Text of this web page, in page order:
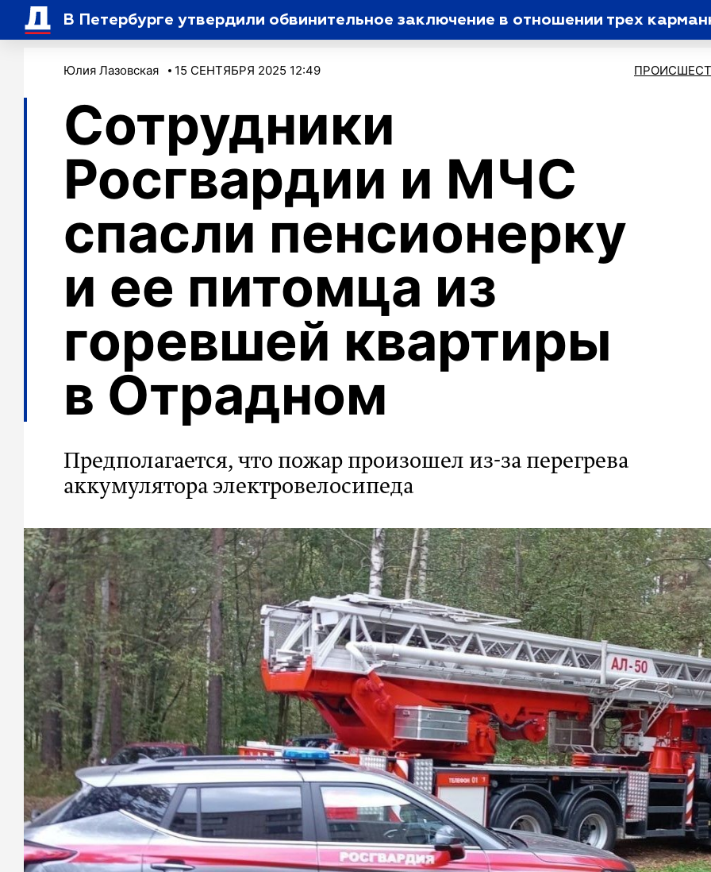
В Петербурге утвердили обвинительное заключение в отношении трех
Юлия Лазовская 15 СЕНТЯБРЯ 2025 12:49
Сотрудники
Росгвардии и МЧС
спасли пенсионерку
и ее питомца из
горевшей квартиры
в Отрадном
Предполагается, что пожар произошел из-за перегрева
аккумулятора электровелосипеда